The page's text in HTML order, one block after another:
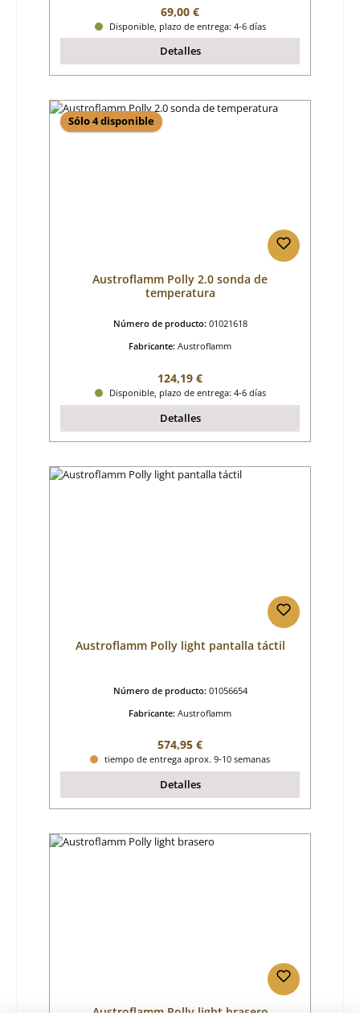
Precio normal:
69,00 €
Disponible, plazo de entrega: 4-6 días
Detalles
Sólo 4 disponible
Austroflamm Polly 2.0 sonda de
temperatura
Número de producto: 01021618
Fabricante: Austroflamm
Precio normal:
124,19 €
Disponible, plazo de entrega: 4-6 días
Detalles
Austroflamm Polly light pantalla táctil
Número de producto: 01056654
Fabricante: Austroflamm
Precio normal:
574,95 €
tiempo de entrega aprox. 9-10 semanas
Detalles
Austroflamm Polly light brasero